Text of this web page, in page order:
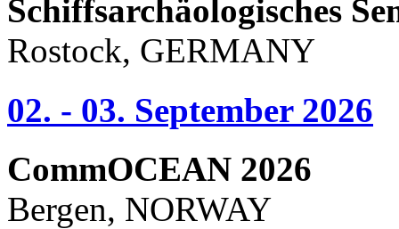
Schiffsarchäologisches
Rostock, GERMANY
02. - 03. September 2026
CommOCEAN 2026
Bergen, NORWAY